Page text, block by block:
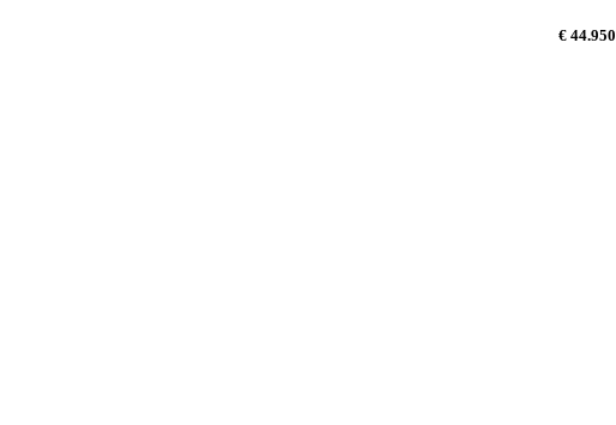
€ 44.950